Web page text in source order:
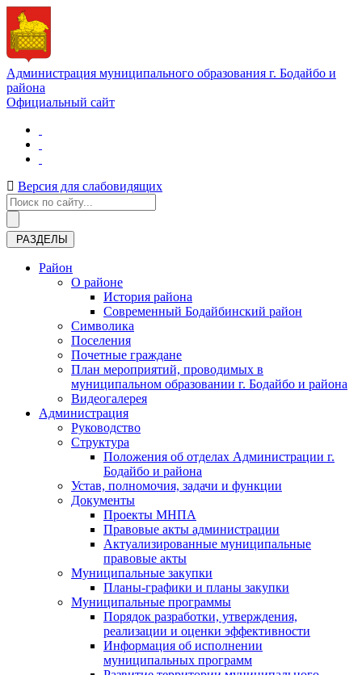
Администрация муниципального образования г. Бодайбо и
района
Официальный сайт
Версия для слабовидящих
РАЗДЕЛЫ
Район
О районе
История района
Современный Бодайбинский район
Символика
Поселения
Почетные граждане
План мероприятий, проводимых в
муниципальном образовании г. Бодайбо и района
Видеогалерея
Администрация
Руководство
Структура
Положения об отделах Администрации г.
Бодайбо и района
Устав, полномочия, задачи и функции
Документы
Проекты МНПА
Правовые акты администрации
Актуализированные муниципальные
правовые акты
Муниципальные закупки
Планы-графики и планы закупки
Муниципальные программы
Порядок разработки, утверждения,
реализации и оценки эффективности
Информация об исполнении
муниципальных программ